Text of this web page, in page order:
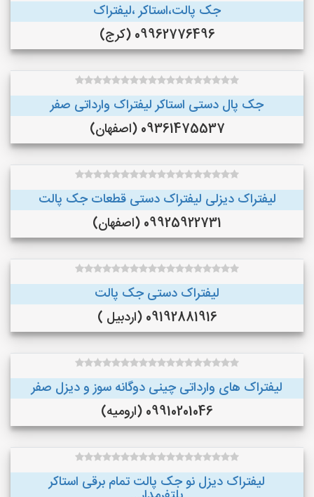
جک پالت،استاکر ،لیفتراک
09962776496 (کرج)
جک پال دستی استاکر لیفتراک وارداتی صفر
09361475537 (اصفهان)
لیفتراک دیزلی لیفتراک دستی قطعات جک پالت
09925922731 (اصفهان)
لیفتراک دستی جک پالت
09192881916 (اردبیل )
لیفتراک های وارداتی چینی دوگانه سوز و دیزل صفر
09910201046 (ارومیه)
لیفتراک دیزل نو جک پالت تمام برقی استاکر